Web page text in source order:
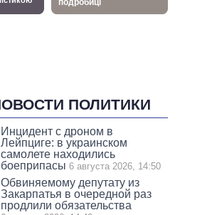
ПОЛИТИКИ
Инцидент с дроном в
Лейпциге: в украинском
самолете находились
боеприпасы 6 августа 2026, 14:50
Обвиняемому депутату из
Закарпатья в очередной раз
продлили обязательства